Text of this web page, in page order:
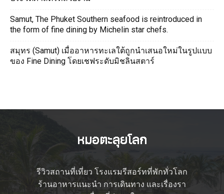
Samut, The Phuket Southern seafood is reintroduced in
the form of fine dining by Michelin star chefs.
สมุทร (Samut) เมื่ออาหารทะเลใต้ถูกนำเสนอใหม่ในรูปแบบ
ของ Fine Dining โดยเชฟระดับมิชลินสตาร์
รีวิวสถานที่เที่ยว โรงแรมรีสอร์ทที่พักทั่วโลก
ร้านอาหารแนะนำ การเดินทาง และเรื่องรา